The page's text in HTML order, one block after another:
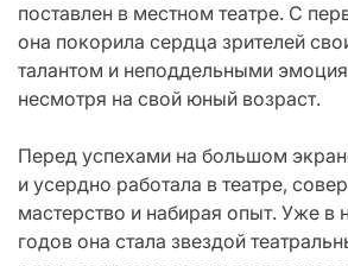
поставлен в местном театре. С
она покорила сердца зрителей
талантом и неподдельными
несмотря на свой юный возраст.
Перед успехами на большом
и усердно работала в театре,
мастерство и набирая опыт. Уже в
годов она стала звездой